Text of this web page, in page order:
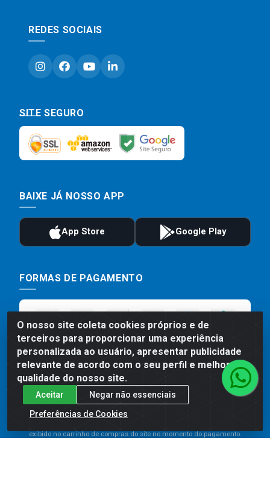
O nosso site coleta cookies próprios e de
terceiros para proporcionar uma experiência
personalizada ao usuário, apresentar publicidade
relevante de acordo com o seu perfil e melhorar a
qualidade do nosso site.
Aceitar
Negar não essenciais
Preferências de Cookies
REDES SOCIAIS
SITE SEGURO
BAIXE JÁ NOSSO APP
FORMAS DE PAGAMENTO
Preços, promoções, condições de pagamento e frete são válidos
para compras realizadas exclusivamente pelo site. Caso haja
exibido no carrinho de compras do site no momento do pagamento.